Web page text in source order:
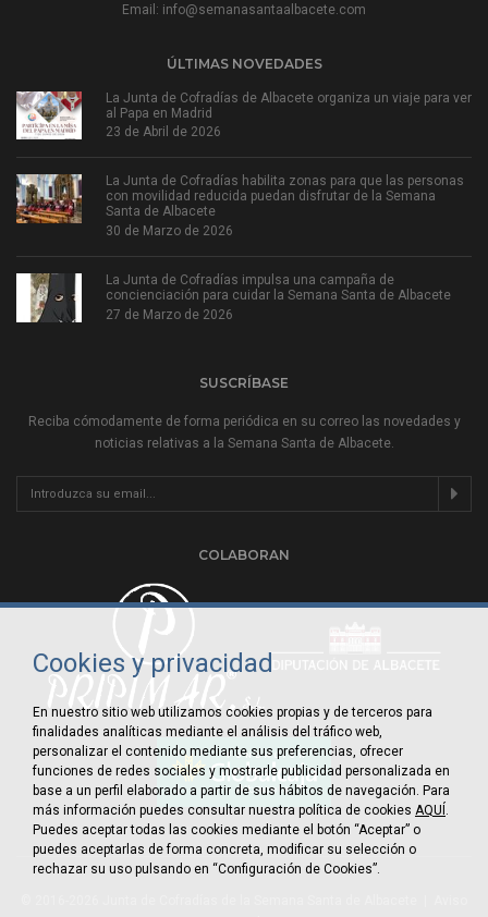
Email: info@semanasantaalbacete.com
ÚLTIMAS NOVEDADES
La Junta de Cofradías de Albacete organiza un viaje para ver
al Papa en Madrid
23 de Abril de 2026
La Junta de Cofradías habilita zonas para que las personas
con movilidad reducida puedan disfrutar de la Semana
Santa de Albacete
30 de Marzo de 2026
La Junta de Cofradías impulsa una campaña de
concienciación para cuidar la Semana Santa de Albacete
27 de Marzo de 2026
SUSCRÍBASE
Reciba cómodamente de forma periódica en su correo las novedades y
noticias relativas a la Semana Santa de Albacete.
COLABORAN
Cookies y privacidad
En nuestro sitio web utilizamos cookies propias y de terceros para
finalidades analíticas mediante el análisis del tráfico web,
personalizar el contenido mediante sus preferencias, ofrecer
funciones de redes sociales y mostrarle publicidad personalizada en
base a un perfil elaborado a partir de sus hábitos de navegación. Para
más información puedes consultar nuestra política de cookies AQUÍ .
Puedes aceptar todas las cookies mediante el botón “Aceptar” o
puedes aceptarlas de forma concreta, modificar su selección o
rechazar su uso pulsando en “Configuración de Cookies”.